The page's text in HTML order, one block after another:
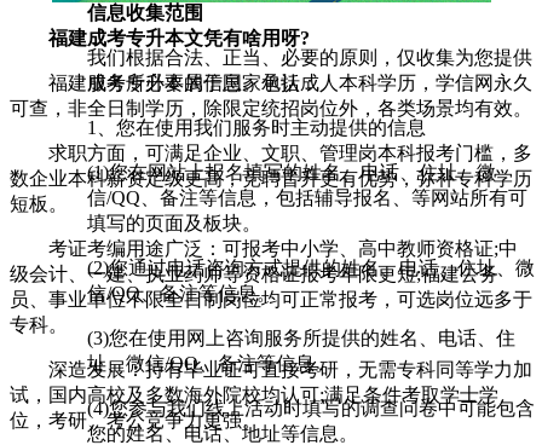
福建成考专升本文凭有啥用呀?
福建成考专升本属于国家承认成人本科学历，学信网永久
可查，非全日制学历，除限定统招岗位外，各类场景均有效。
求职方面，可满足企业、文职、管理岗本科报考门槛，多
数企业本科薪资定级更高，竞聘晋升更有优势，弥补专科学历
短板。
考证考编用途广泛：可报考中小学、高中教师资格证;中
级会计、一建、执业药师等资格证报考年限更短;福建公务
员、事业单位不限全日制岗位均可正常报考，可选岗位远多于
专科。
深造发展：持有毕业证可直接考研，无需专科同等学力加
试，国内高校及多数海外院校均认可;满足条件考取学士学
位，考研、考公竞争力更强。
信息收集范围
我们根据合法、正当、必要的原则，仅收集为您提供
服务所必要的信息。包括：
1、您在使用我们服务时主动提供的信息
(1)您在网站上报名填写的姓名、电话、住址、微
信/QQ、备注等信息，包括辅导报名、等网站所有可
填写的页面及板块。
(2)您通过电话咨询方式提供的姓名、电话、住址、微
信/QQ、备注等信息。
(3)您在使用网上咨询服务所提供的姓名、电话、住
址、微信/QQ、备注等信息。
(4)您参与我们线上活动时填写的调查问卷中可能包含
您的姓名、电话、地址等信息。